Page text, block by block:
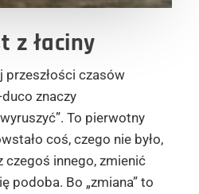
z łaciny
przeszłości czasów
znaczy
To pierwotny
coś, czego nie było,
czegoś innego, zmienić
podoba. Bo „zmiana” to